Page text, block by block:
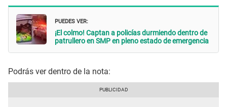
PUEDES VER:
¡El colmo! Captan a policías durmiendo dentro de
patrullero en SMP en pleno estado de emergencia
Podrás ver dentro de la nota: